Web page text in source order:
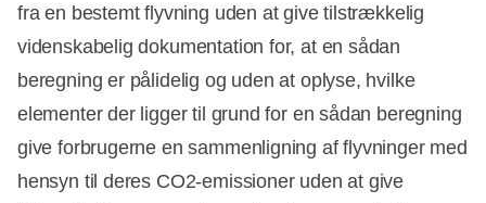
fra en bestemt flyvning uden at give tilstrækkelig
videnskabelig dokumentation for, at en sådan
beregning er pålidelig og uden at oplyse, hvilke
elementer der ligger til grund for en sådan beregning
give forbrugerne en sammenligning af flyvninger med
hensyn til deres CO2-emissioner uden at give